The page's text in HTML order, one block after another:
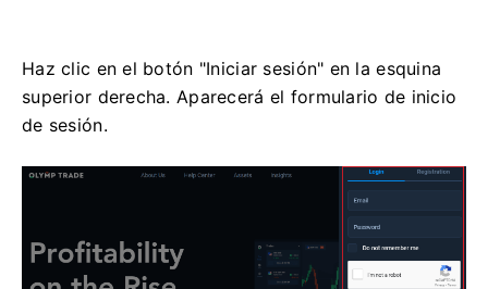
Haz clic en el botón "Iniciar sesión" en la esquina
superior derecha. Aparecerá el formulario de inicio
de sesión.